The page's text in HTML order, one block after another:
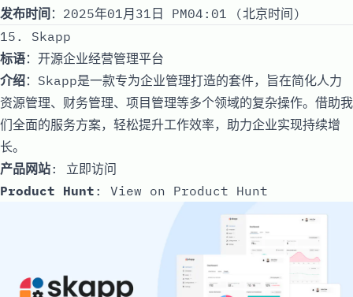
发布时间 ：2025年01月31日 PM04:01 (北京时间)
15. Skapp
标语：开源企业经营管理平台
介绍：Skapp是一款专为企业管理打造的套件，旨在简化人力
资源管理、财务管理、项目管理等多个领域的复杂操作。借助我
们全面的服务方案，轻松提升工作效率，助力企业实现持续增
长。
产品网站: 立即访问
Product Hunt : View on Product Hunt